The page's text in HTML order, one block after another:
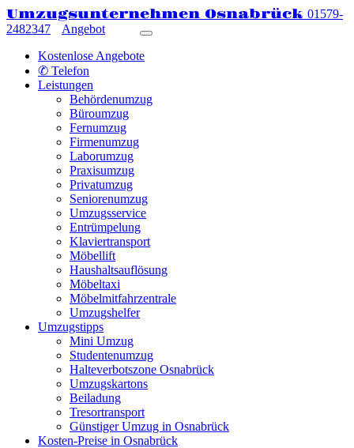
Umzugsunternehmen Osnabrück 01579-
2482347
Angebot
Kostenlose Angebote
✆ Telefon
Leistungen
Behördenumzug
Büroumzug
Fernumzug
Firmenumzug
Laborumzug
Praxisumzug
Privatumzug
Seniorenumzug
Umzugsservice
Entrümpelung
Klaviertransport
Möbellift
Haushaltsauflösung
Möbeltaxi
Möbelmitfahrzentrale
Umzugshelfer
Umzugstipps
Mini Umzug
Studentenumzug
Halteverbotszone Osnabrück
Umzugskartons
Beiladung
Tresortransport
Günstiger Umzug in Osnabrück
Kosten-Preise in Osnabrück